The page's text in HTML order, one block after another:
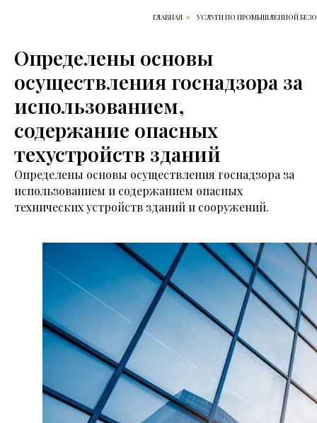
ГЛАВНАЯ » УСЛУГИ ПО ПРОМЫШЛЕННОЙ
Определены основы
осуществления госнадзора за
использованием,
содержание опасных
техустройств зданий
Определены основы осуществления госнадзора за
использованием и содержанием опасных
технических устройств зданий и сооружений.